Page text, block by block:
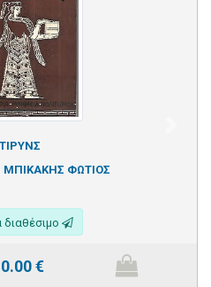
ΤΙΡΥΝΣ
ΜΠΙΚΑΚΗΣ ΦΩΤΙΟΣ
€